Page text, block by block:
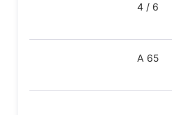
6 / 4
65 A